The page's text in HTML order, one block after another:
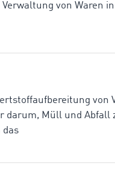
von Waren
von
Müll und Abfall
das